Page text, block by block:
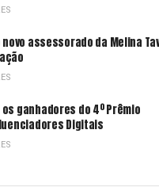
novo assessorado da Melina
ganhadores do 4º Prêmio
Digitais